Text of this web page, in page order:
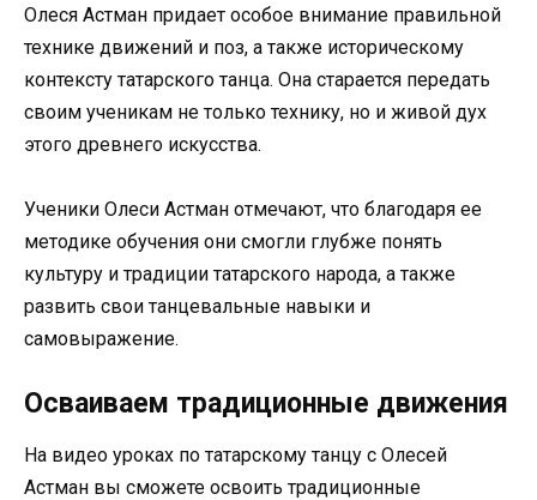
Олеся Астман придает особое внимание правильной
технике движений и поз, а также историческому
контексту татарского танца. Она старается передать
своим ученикам не только технику, но и живой дух
этого древнего искусства.
Ученики Олеси Астман отмечают, что благодаря ее
методике обучения они смогли глубже понять
культуру и традиции татарского народа, а также
развить свои танцевальные навыки и
самовыражение.
Осваиваем традиционные движения
На видео уроках по татарскому танцу с Олесей
Астман вы сможете освоить традиционные